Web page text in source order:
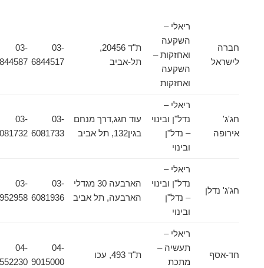
חברה
לישראל
ריאלי –
השקעה
ואחזקות –
השקעה
ואחזקות
ת"ד 20456,
תל-אביב
6844517
6844587
אירופה
ריאלי –
נדל"ן ובינוי
– נדל"ן
ובינוי
עוד חגג,דרך מנחם
03-
6081733
6081732
חג'ג' נדלן
ריאלי –
נדל"ן ובינוי
– נדל"ן
ובינוי
הארבעה 30 מגדלי
הארבעה, תל אביב
03-
6081936
6952958
חד-אסף
ריאלי –
תעשיה –
מתכת
9015000
9552230